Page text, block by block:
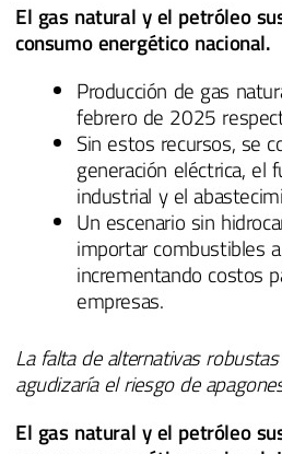
El gas natural y el petróleo
consumo energético nacional.
Producción de gas
febrero de 2025
Sin estos recursos, se
generación eléctrica, el
industrial y el
Un escenario sin
importar combustibles
incrementando costos
empresas.
La falta de alternativas
agudizaría el riesgo de
El gas natural y el petróleo